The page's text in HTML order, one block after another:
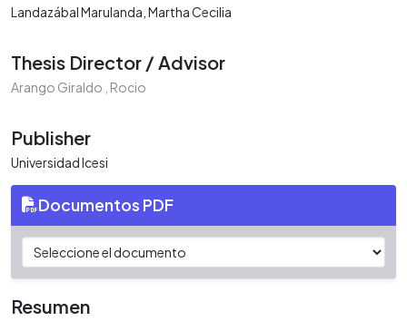
Landazábal Marulanda, Martha Cecilia
Thesis Director / Advisor
Arango Giraldo , Rocio
Publisher
Universidad Icesi
Documentos PDF
Resumen